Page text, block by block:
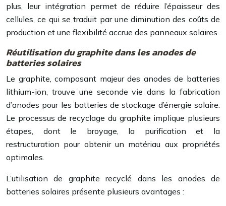
plus, leur intégration permet de réduire l’épaisseur des
cellules, ce qui se traduit par une diminution des coûts de
production et une flexibilité accrue des panneaux solaires.
Réutilisation du graphite dans les anodes de
batteries solaires
Le graphite, composant majeur des anodes de batteries
lithium-ion, trouve une seconde vie dans la fabrication
d’anodes pour les batteries de stockage d’énergie solaire.
Le processus de recyclage du graphite implique plusieurs
étapes, dont le broyage, la purification et la
restructuration pour obtenir un matériau aux propriétés
optimales.
L’utilisation de graphite recyclé dans les anodes de
batteries solaires présente plusieurs avantages :